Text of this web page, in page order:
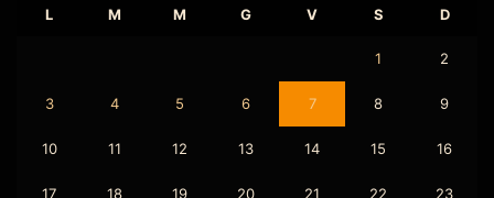
L M M G V S D
1 2
3 4 5 6 7 8 9
10 11 12 13 14 15 16
17 18 19 20 21 22 23